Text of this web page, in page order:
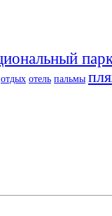
отдых отель пальмы